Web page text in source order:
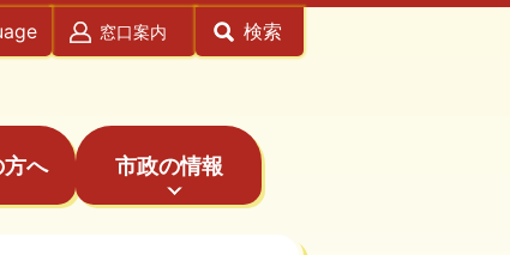
窓口案内 検索
へ 市政の情報